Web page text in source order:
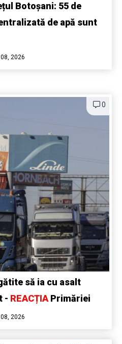
Botoșani: 55 de
de apă sunt
2026
0
să ia cu asalt
- REACȚIAPrimăriei
2026